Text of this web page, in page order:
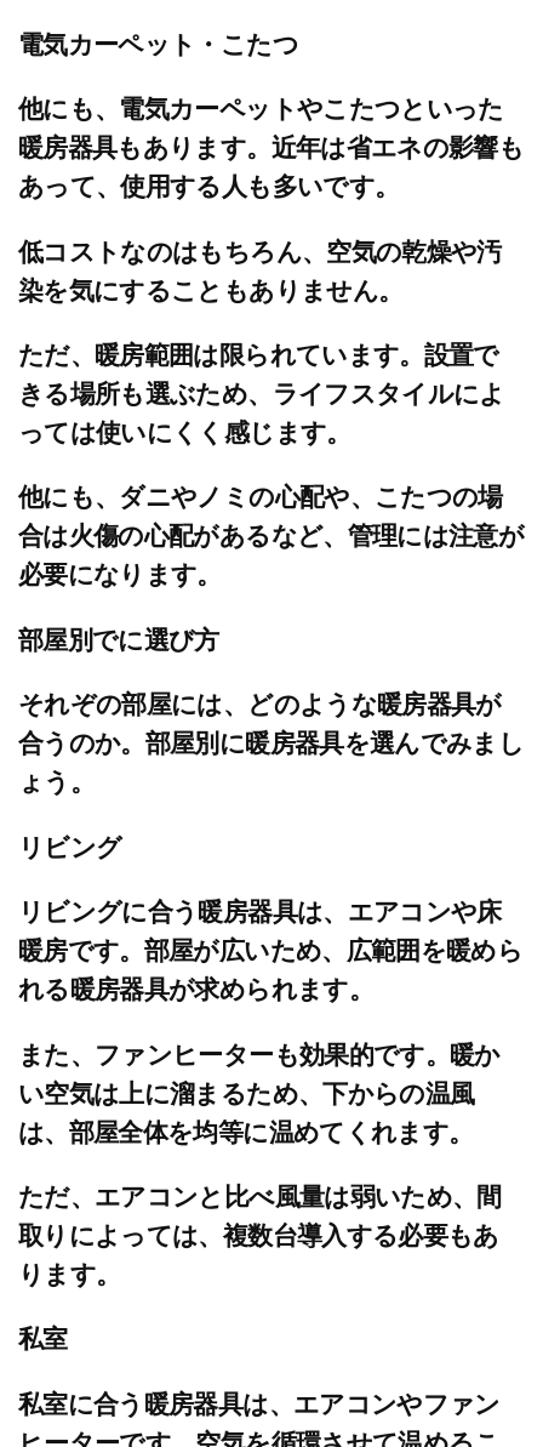
電気カーペット・こたつ
他にも、電気カーペットやこたつといった
暖房器具もあります。近年は省エネの影響も
あって、使用する人も多いです。
低コストなのはもちろん、空気の乾燥や汚
染を気にすることもありません。
ただ、暖房範囲は限られています。設置で
きる場所も選ぶため、ライフスタイルによ
っては使いにくく感じます。
他にも、ダニやノミの心配や、こたつの場
合は火傷の心配があるなど、管理には注意が
必要になります。
部屋別でに選び方
それぞの部屋には、どのような暖房器具が
合うのか。部屋別に暖房器具を選んでみまし
ょう。
リビング
リビングに合う暖房器具は、エアコンや床
暖房です。部屋が広いため、広範囲を暖めら
れる暖房器具が求められます。
また、ファンヒーターも効果的です。暖か
い空気は上に溜まるため、下からの温風
は、部屋全体を均等に温めてくれます。
ただ、エアコンと比べ風量は弱いため、間
取りによっては、複数台導入する必要もあ
ります。
私室
私室に合う暖房器具は、エアコンやファン